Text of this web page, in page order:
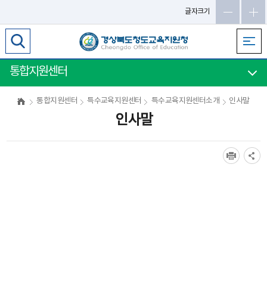
글자크기
인
통합지원센터
통합지원센터 특수교육지원센터 특수교육지원센터소개 인사말
인사말